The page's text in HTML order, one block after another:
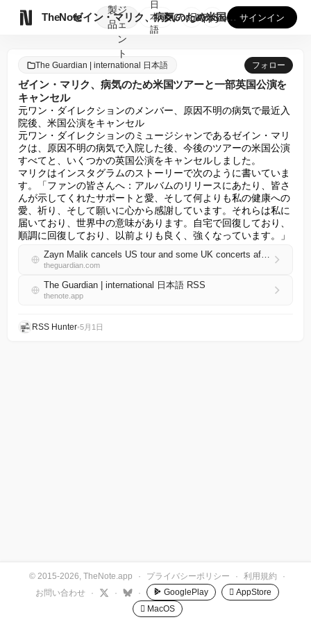
TheNote
製
品
ジ
ェ
ン
ト
ゼイン・マリク、病気のため米国ツアーと一部英国公演をキャンセ...
日
本
語
GooglePlay
AppStore サインイン
The Guardian | international 日本語 フォロー
ゼイン・マリク、病気のため米国ツアーと一部英国公演を
キャンセル
元ワン・ダイレクションのメンバー、原因不明の病気で最近入
院後、米国公演をキャンセル
元ワン・ダイレクションのミュージシャンであるゼイン・マリ
クは、原因不明の病気で入院した後、今後のツアーの米国公演
すべてと、いくつかの英国公演をキャンセルしました。
マリクはインスタグラムのストーリーで次のように書いていま
す。「ファンの皆さんへ：アルバムのリリースにあたり、皆さ
んが示してくれたサポートと愛、そして何よりも私の健康への
愛、祈り、そして願いに心から感謝しています。それらは私に
届いており、世界中の意味があります。自宅で回復しており、
順調に回復しており、以前よりも良く、強くなっています。」
Zayn Malik cancels US tour and some UK concerts after illness
theguardian.com
The Guardian | international 日本語 RSS
thenote.app
RSS Hunter•5月1日
© 2015-2026, TheNote.app · プライバシーポリシー · 利用規約
·
お問い合わせ
· · · GooglePlay
 AppStore
 MacOS